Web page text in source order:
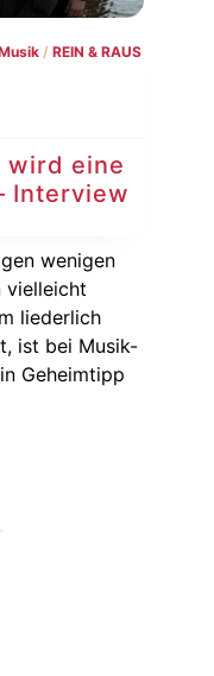
/ REIN & RAUS
wird eine
Interview
wenigen
vielleicht
liederlich
ist bei Musik-
Geheimtipp